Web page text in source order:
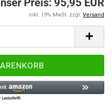
Preis: 95,95 EUR
inkl. 19% MwSt. zzgl. Versand